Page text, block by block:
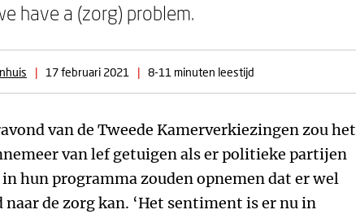
have a (zorg) problem.
| 17 februari 2021 | 8-11 minuten leestijd
van de Tweede Kamerverkiezingen zou het
van lef getuigen als er politieke partijen
hun programma zouden opnemen dat er wel
de zorg kan. ‘Het sentiment is er nu in